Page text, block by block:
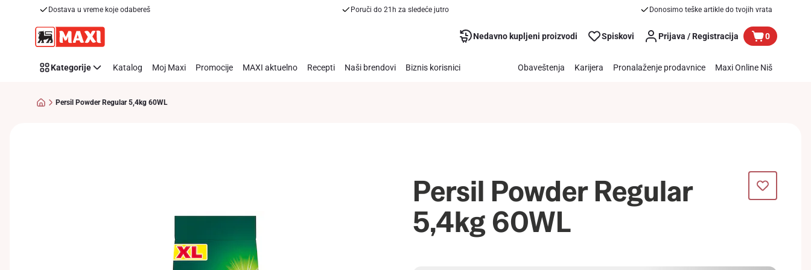
Dostava u vreme koje odabereš Poruči do 21h za sledeće jutro Donosimo teške artikle do tvojih vrata
Nedavno kupljeni proizvodi Spiskovi Prijava / Registracija 0
Kategorije Katalog Moj Maxi Promocije MAXI aktuelno Recepti Naši brendovi Biznis korisnici Obaveštenja Karijera Pronalaženje prodavnice Maxi Online Niš
Persil Powder Regular 5,4kg 60WL
Persil Powder Regular
5,4kg 60WL